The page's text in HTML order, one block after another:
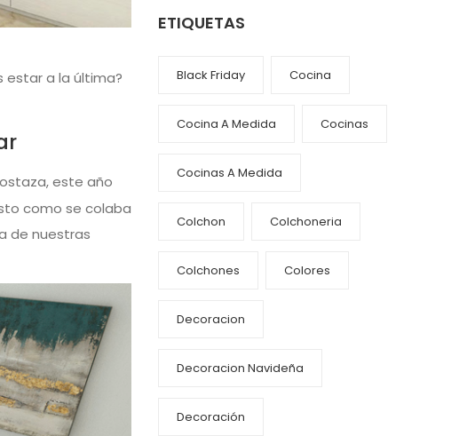
estar a la última?
este año
como se colaba
de nuestras
ETIQUETAS
Black Friday Cocina
Cocina A Medida Cocinas
Cocinas A Medida
Colchon Colchoneria
Colchones Colores
Decoracion
Decoracion Navideña
Decoración